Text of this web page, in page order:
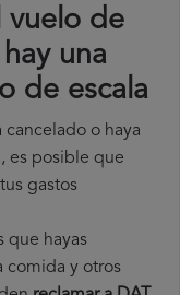
vuelo de
una
de escala
o haya
es posible que
gastos
que hayas
comida y otros